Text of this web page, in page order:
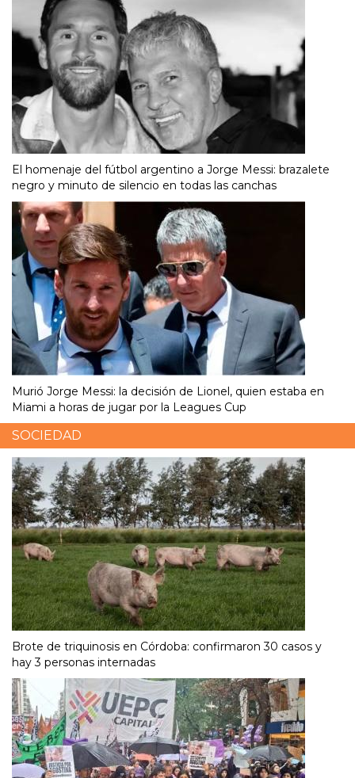
El homenaje del fútbol argentino a Jorge Messi: brazalete
negro y minuto de silencio en todas las canchas
Murió Jorge Messi: la decisión de Lionel, quien estaba en
Miami a horas de jugar por la Leagues Cup
SOCIEDAD
Brote de triquinosis en Córdoba: confirmaron 30 casos y
hay 3 personas internadas